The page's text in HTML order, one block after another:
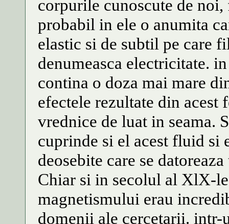
corpurile cunoscute de
probabil in ele o anumita
elastic si de subtil pe care
denumeasca electricitate.
contina o doza mai mare
efectele rezultate din acest
vrednice de luat in seama.
cuprinde si el acest fluid si
deosebite care se
Chiar si in secolul al XlX-
magnetismului erau
domenii ale cercetarii.